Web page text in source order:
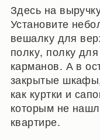
Здесь на
Установите
вешалку для
полку, полку
карманов. А в
закрытые
как куртки и
которым не
квартире.